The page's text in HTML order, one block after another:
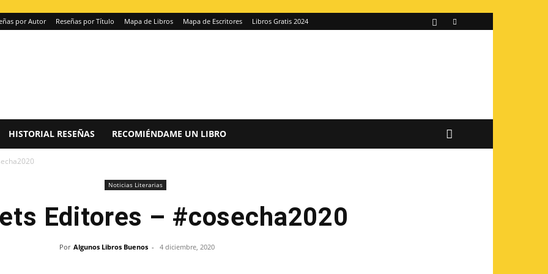
por Autor Reseñas por Título Mapa de Libros Mapa de Escritores Libros Gratis 2024
HISTORIAL RESEÑAS RECOMIÉNDAME UN LIBRO
Noticias Literarias
Editores – #cosecha2020
Por Algunos Libros Buenos - 4 diciembre, 2020